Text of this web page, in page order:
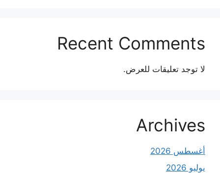
Recent Comments
لا توجد تعليقات للعرض.
Archives
أغسطس 2026
يوليو 2026